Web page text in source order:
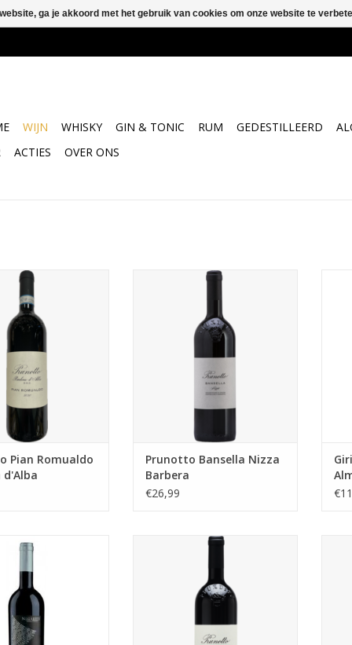
WIJN WHISKY GIN & TONIC RUM GEDESTILLEERD
ACTIES OVER ONS
Barbera d'Alba:
evenwichtig, met
en levendige
zuren.
Pian Romualdo
d'Alba
Prunotto Bansella Nizza Barbera
TOEVOEGEN AAN WINKELWAGEN
Prunotto Bansella Nizza
Barbera
€26,99
Barbera d’Alba
AAN WINKELWAGEN
Prunotto Occhetti Nebbiolo
ga je akkoord met het gebruik van cookies om onze website te